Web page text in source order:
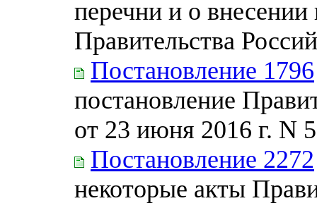
перечни и о
Правительства
Постановление 1796
постановление
от 23 июня 2016 г. N
Постановление 2272
некоторые акты